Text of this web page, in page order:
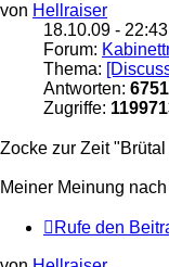
von Hellraiser
18.10.09 - 22:43
Forum:
Thema:
Antworten: 6751
Zugriffe:
Zocke zur Zeit
Meiner Meinung
Rufe den